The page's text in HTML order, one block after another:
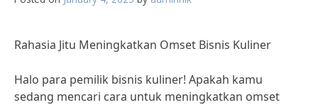
Rahasia Jitu Meningkatkan Omset Bisnis Kuliner
Halo para pemilik bisnis kuliner! Apakah kamu
sedang mencari cara untuk meningkatkan omset